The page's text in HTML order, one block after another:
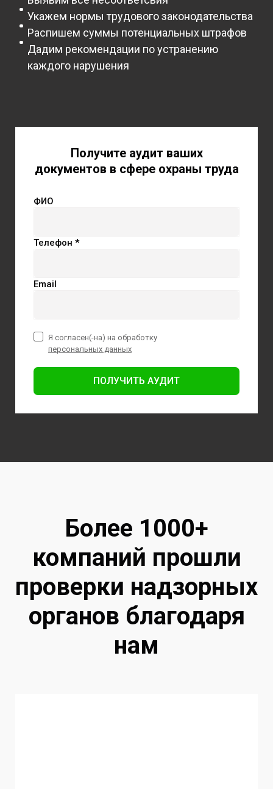
Укажем нормы трудового законодательства
Распишем суммы потенциальных штрафов
Дадим рекомендации по устранению
каждого нарушения
Получите аудит ваших
документов в сфере охраны труда
ФИО
Телефон *
Email
ПОЛУЧИТЬ АУДИТ
Я согласен(-на) на обработку
персональных данных
Более 1000+
компаний прошли
проверки надзорных
органов благодаря
нам